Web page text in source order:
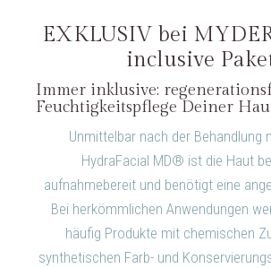
EXKLUSIV bei
inclusive
Immer inklusive:
Feuchtigkeitspflege Deiner
Unmittelbar nach der Behandlung
HydraFacial MD® ist die Haut
aufnahmebereit und benötigt eine
Bei herkömmlichen Anwendungen
häufig Produkte mit chemischen
synthetischen Farb- und